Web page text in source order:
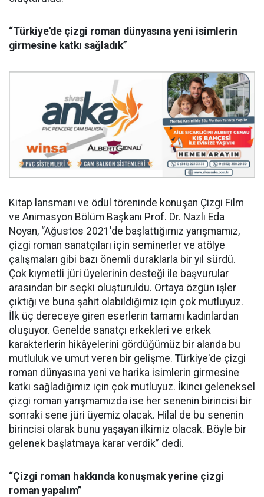
“Türkiye'de çizgi roman dünyasına yeni isimlerin
girmesine katkı sağladık”
Kitap lansmanı ve ödül töreninde konuşan Çizgi Film
ve Animasyon Bölüm Başkanı Prof. Dr. Nazlı Eda
Noyan, “Ağustos 2021'de başlattığımız yarışmamız,
çizgi roman sanatçıları için seminerler ve atölye
çalışmaları gibi bazı önemli duraklarla bir yıl sürdü.
Çok kıymetli jüri üyelerinin desteği ile başvurular
arasından bir seçki oluşturuldu. Ortaya özgün işler
çıktığı ve buna şahit olabildiğimiz için çok mutluyuz.
İlk üç dereceye giren eserlerin tamamı kadınlardan
oluşuyor. Genelde sanatçı erkekleri ve erkek
karakterlerin hikâyelerini gördüğümüz bir alanda bu
mutluluk ve umut veren bir gelişme. Türkiye'de çizgi
roman dünyasına yeni ve harika isimlerin girmesine
katkı sağladığımız için çok mutluyuz. İkinci geleneksel
çizgi roman yarışmamızda ise her senenin birincisi bir
sonraki sene jüri üyemiz olacak. Hilal de bu senenin
birincisi olarak bunu yaşayan ilkimiz olacak. Böyle bir
gelenek başlatmaya karar verdik” dedi.
“Çizgi roman hakkında konuşmak yerine çizgi
roman yapalım”